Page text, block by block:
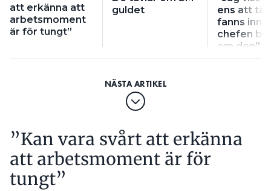
att erkänna att
arbetsmoment
är för tungt”
guldet
ens att
fanns
chefen
om den­”
”Kan vara svårt att erkänna
att arbetsmoment är för
tungt”